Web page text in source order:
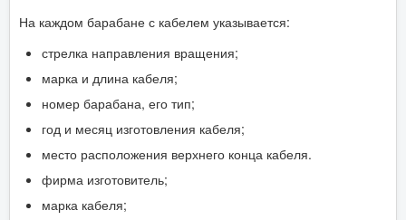
На каждом барабане с кабелем указывается:
стрелка направления вращения;
марка и длина кабеля;
номер барабана, его тип;
год и месяц изготовления кабеля;
место расположения верхнего конца кабеля.
фирма изготовитель;
марка кабеля;